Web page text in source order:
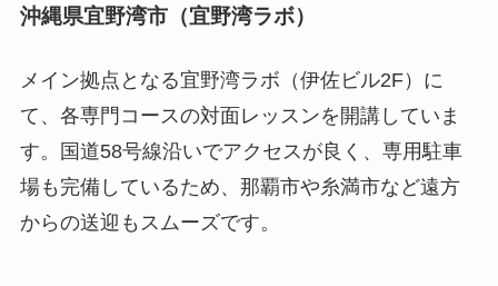
沖縄県宜野湾市（宜野湾ラボ）
メイン拠点となる宜野湾ラボ（伊佐ビル2F）に
て、各専門コースの対面レッスンを開講していま
す。国道58号線沿いでアクセスが良く、専用駐車
場も完備しているため、那覇市や糸満市など遠方
からの送迎もスムーズです。